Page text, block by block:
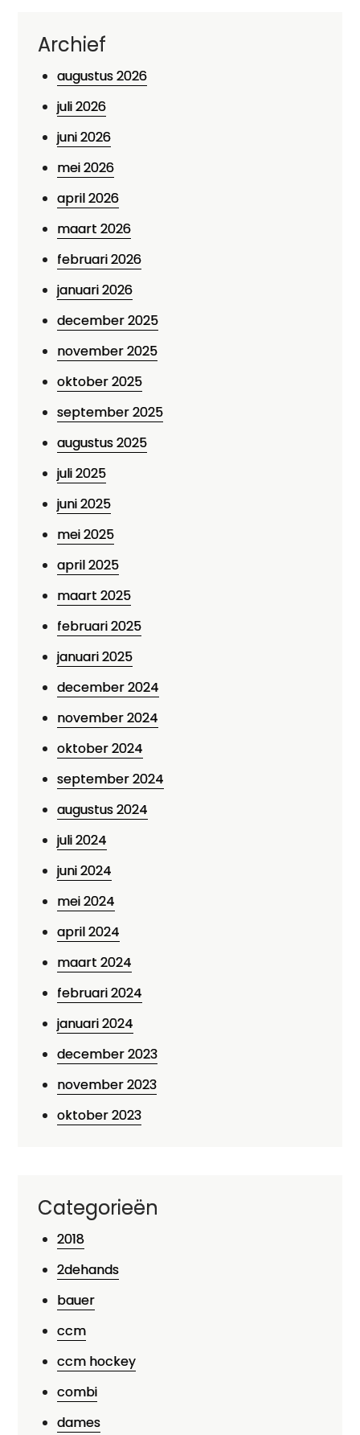
Archief
augustus 2026
juli 2026
juni 2026
mei 2026
april 2026
maart 2026
februari 2026
januari 2026
december 2025
november 2025
oktober 2025
september 2025
augustus 2025
juli 2025
juni 2025
mei 2025
april 2025
maart 2025
februari 2025
januari 2025
december 2024
november 2024
oktober 2024
september 2024
augustus 2024
juli 2024
juni 2024
mei 2024
april 2024
maart 2024
februari 2024
januari 2024
december 2023
november 2023
oktober 2023
Categorieën
2018
2dehands
bauer
ccm
ccm hockey
combi
dames